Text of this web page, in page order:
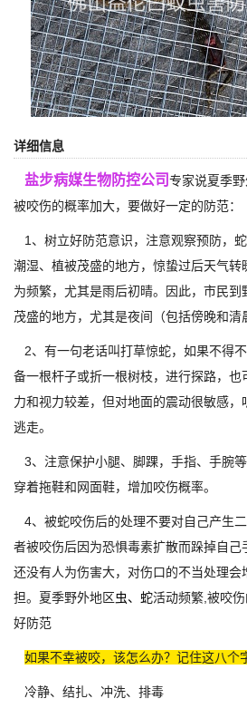
详细信息
盐步病媒生物防控公司专家说夏季野
被咬伤的概率加大，要做好一定的防范：
1、树立好防范意识，注意观察预防，
潮湿、植被茂盛的地方，惊蛰过后天气转
为频繁，尤其是雨后初晴。因此，市民到
茂盛的地方，尤其是夜间（包括傍晚和清
2、有一句老话叫打草惊蛇，如果不得
备一根杆子或折一根树枝，进行探路，
力和视力较差，但对地面的震动很敏感
逃走。
3、注意保护小腿、脚踝，手指、手腕
穿着拖鞋和网面鞋，增加咬伤概率。
4、被蛇咬伤后的处理不要对自己产生
者被咬伤后因为恐惧毒素扩散而跺掉自己
还没有人为伤害大，对伤口的不当处理会
担。夏季野外地区虫、蛇活动频繁,被咬
好防范
如果不幸被咬，该怎么办？记住这八个
冷静、结扎、冲洗、排毒